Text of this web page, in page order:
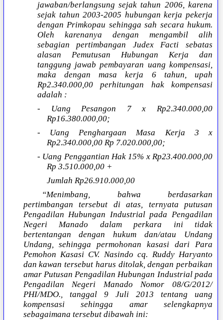
jawaban/berlangsung sejak tahun 2006, karena
sejak tahun 2003-2005 hubungan kerja pekerja
dengan Primkopau sehingga sah secara hukum.
Oleh karenanya dengan mengambil alih
sebagian pertimbangan Judex Facti sebatas
alasan Pemutusan Hubungan Kerja dan
tanggung jawab pembayaran uang kompensasi,
maka dengan masa kerja 6 tahun, upah
Rp2.340.000,00 perhitungan hak kompensasi
adalah :
- Uang Pesangon 7 x Rp2.340.000,00
Rp16.380.000,00;
- Uang Penghargaan Masa Kerja 3 x
Rp2.340.000,00 Rp 7.020.000,00;
- Uang Penggantian Hak 15% x Rp23.400.000,00
Rp 3.510.000,00 +
Jumlah Rp26.910.000,00
“Menimbang, bahwa berdasarkan
pertimbangan tersebut di atas, ternyata putusan
Pengadilan Hubungan Industrial pada Pengadilan
Negeri Manado dalam perkara ini tidak
bertentangan dengan hukum dan/atau Undang
Undang, sehingga permohonan kasasi dari Para
Pemohon Kasasi CV. Nasindo cq. Ruddy Haryanto
dan kawan tersebut harus ditolak, dengan perbaikan
amar Putusan Pengadilan Hubungan Industrial pada
Pengadilan Negeri Manado Nomor 08/G/2012/
PHI/MDO., tanggal 9 Juli 2013 tentang uang
kompensasi sehingga amar selengkapnya
sebagaimana tersebut dibawah ini: